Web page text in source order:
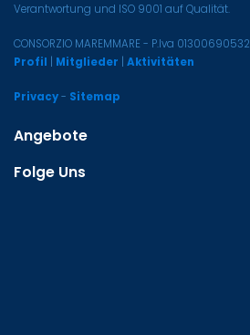
Verantwortung und ISO 9001 auf Qualität.
CONSORZIO MAREMMARE - P.Iva 01300690532
Profil
Mitglieder Aktivitäten
Privacy- Sitemap
Angebote
Folge Uns